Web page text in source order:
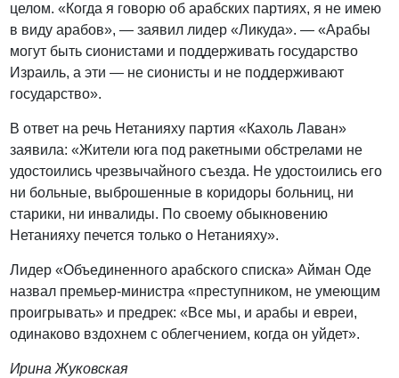
целом. «Когда я говорю об арабских партиях, я не имею
в виду арабов», — заявил лидер «Ликуда». — «Арабы
могут быть сионистами и поддерживать государство
Израиль, а эти — не сионисты и не поддерживают
государство».
В ответ на речь Нетанияху партия «Кахоль Лаван»
заявила: «Жители юга под ракетными обстрелами не
удостоились чрезвычайного съезда. Не удостоились его
ни больные, выброшенные в коридоры больниц, ни
старики, ни инвалиды. По своему обыкновению
Нетанияху печется только о Нетанияху».
Лидер «Объединенного арабского списка» Айман Оде
назвал премьер-министра «преступником, не умеющим
проигрывать» и предрек: «Все мы, и арабы и евреи,
одинаково вздохнем с облегчением, когда он уйдет».
Ирина Жуковская